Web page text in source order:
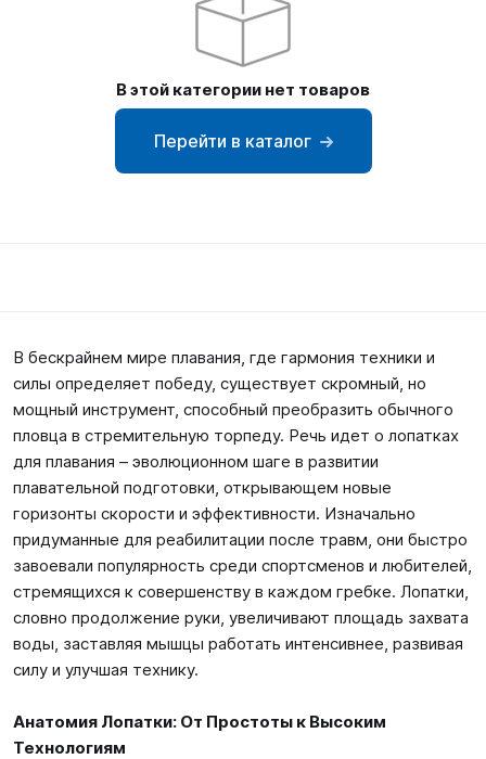
Бассейн
сёрфинг
Акции
В этой категории нет товаров
Перейти в каталог
В бескрайнем мире плавания, где гармония техники и
силы определяет победу, существует скромный, но
мощный инструмент, способный преобразить обычного
пловца в стремительную торпеду. Речь идет о лопатках
для плавания – эволюционном шаге в развитии
плавательной подготовки, открывающем новые
горизонты скорости и эффективности. Изначально
придуманные для реабилитации после травм, они быстро
завоевали популярность среди спортсменов и любителей,
стремящихся к совершенству в каждом гребке. Лопатки,
словно продолжение руки, увеличивают площадь захвата
воды, заставляя мышцы работать интенсивнее, развивая
силу и улучшая технику.
Анатомия Лопатки: От Простоты к Высоким
Технологиям